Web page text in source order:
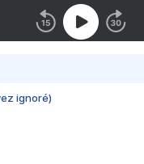
ignoré)